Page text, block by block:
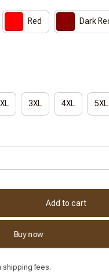
Red Dark
3XL 4XL 5XL
Add to cart
Buy now
shipping fees.